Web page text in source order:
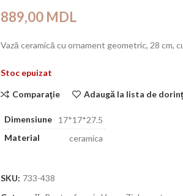
889,00 MDL
Vază ceramică cu ornament geometric, 28 cm,
Stoc epuizat
Comparaţie Adaugă la lista de
Dimensiune
17*17*27.5
Material
ceramica
SKU: 733-438